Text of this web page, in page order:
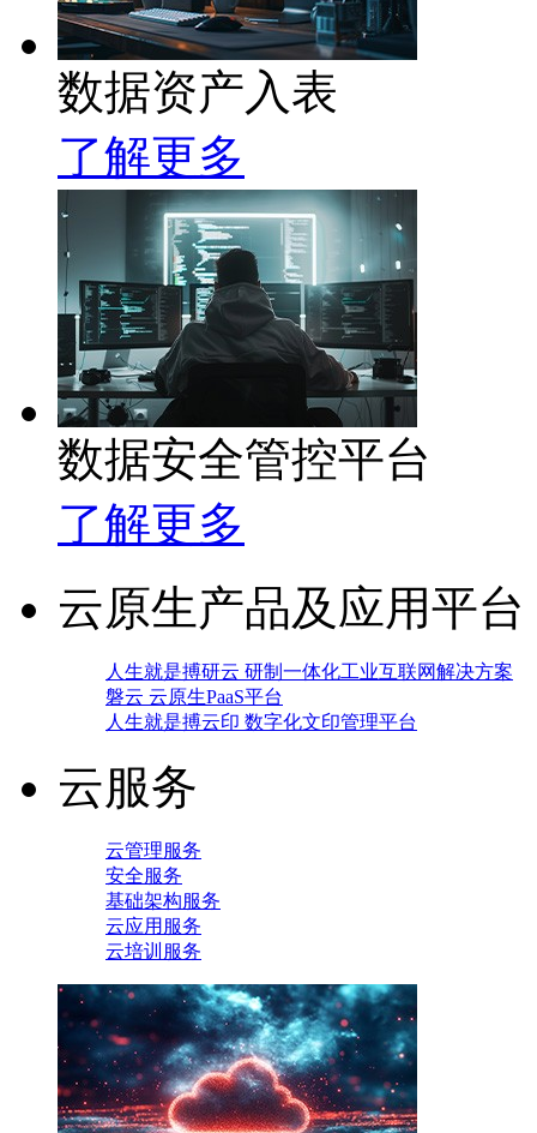
数据资产入表
了解更多
数据安全管控平台
了解更多
云原生产品及应用平台
人生就是搏研云 研制一体化工业互联网解决方案
磐云 云原生PaaS平台
人生就是搏云印 数字化文印管理平台
云服务
云管理服务
安全服务
基础架构服务
云应用服务
云培训服务